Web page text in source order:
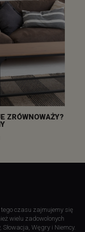
ZRÓWNOWAŻY?
czasu zajmujemy się
wielu zadowolonych
Węgry i Niemcy.